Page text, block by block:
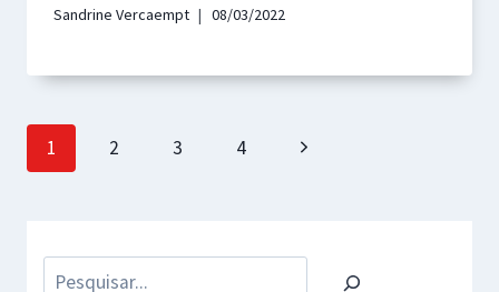
Sandrine Vercaempt 08/03/2022
Page
1 2 3 4
Next
Pesquisar